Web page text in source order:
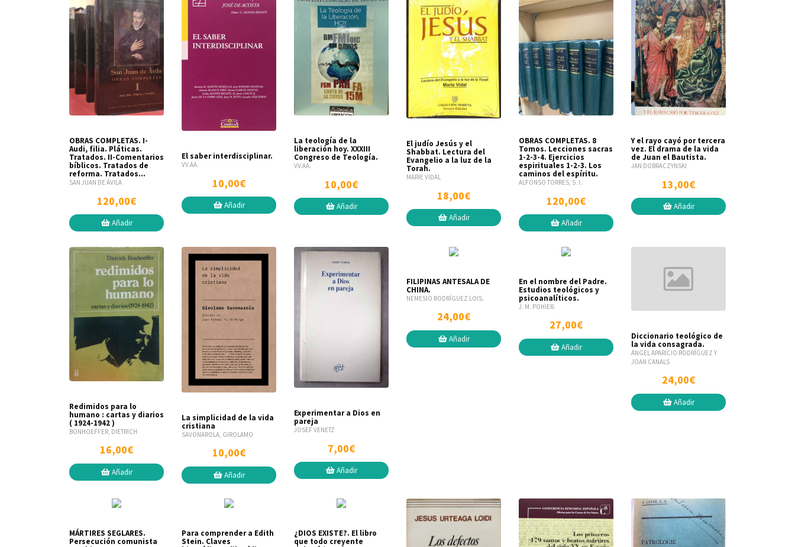
OBRAS COMPLETAS. I-
Audi, filia. Pláticas.
Tratados. II-Comentarios
bíblicos. Tratados de
reforma. Tratados...
SAN JUAN DE ÁVILA
120,00€
Añadir
El saber interdisciplinar.
VV.AA.
10,00€
Añadir
La teología de la
liberación hoy. XXXIII
Congreso de Teología.
VV.AA.
10,00€
Añadir
El judío Jesús y el
Shabbat. Lectura del
Evangelio a la luz de la
Torah.
MARIE VIDAL
18,00€
Añadir
OBRAS COMPLETAS. 8
Tomos. Lecciones sacras
1-2-3-4. Ejercicios
espirituales 1-2-3. Los
caminos del espíritu.
ALFONSO TORRES, S. I.
120,00€
Añadir
Y el rayo cayó por tercera
vez. El drama de la vida
de Juan el Bautista.
JAN DOBRACZYNSKI
13,00€
Añadir
Redimidos para lo
humano : cartas y diarios
( 1924-1942 )
BONHOEFFER, DIETRICH
16,00€
Añadir
La simplicidad de la vida
cristiana
SAVONAROLA, GIROLAMO
10,00€
Añadir
Experimentar a Dios en
pareja
JOSEF VENETZ
7,00€
Añadir
FILIPINAS ANTESALA DE
CHINA.
NEMESIO RODRÍGUEZ LOIS.
24,00€
Añadir
En el nombre del Padre.
Estudios teológicos y
psicoanalíticos.
J. M. POHIER.
27,00€
Añadir
Diccionario teológico de
la vida consagrada.
ÁNGEL APARICIO RODRÍGUEZ Y
JOAN CANALS
24,00€
Añadir
MÁRTIRES SEGLARES.
Persecución comunista
Para comprender a Edith
Stein. Claves
¿DIOS EXISTE?. El libro
que todo creyente